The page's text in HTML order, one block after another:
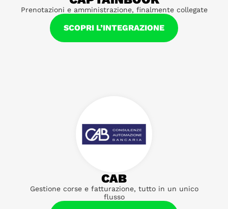
Prenotazioni e amministrazione, finalmente collegate
SCOPRI L’INTEGRAZIONE
CAB
Gestione corse e fatturazione, tutto in un unico
flusso